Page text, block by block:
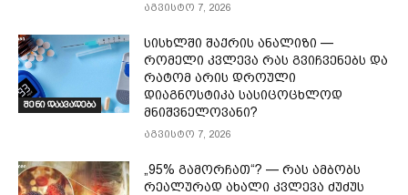
აგვისტო 7, 2026
შენი დაავადება
სისხლში შაქრის ანალიზი —
რომელი კვლევა რას გვიჩვენებს და
რატომ არის დროული
დიაგნოსტიკა სასიცოცხლოდ
მნიშვნელოვანი?
აგვისტო 7, 2026
„95% გამორჩათ“? — რას ამბობს
რეალურად ახალი კვლევა ძუძუს